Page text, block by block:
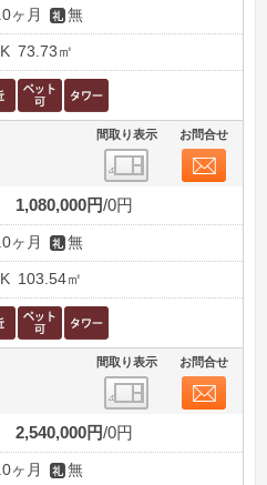
ヶ月 無
73.73㎡
間取り表示 お問合せ
1,080,000円 0円
ヶ月 無
103.54㎡
間取り表示 お問合せ
2,540,000円 0円
ヶ月 無